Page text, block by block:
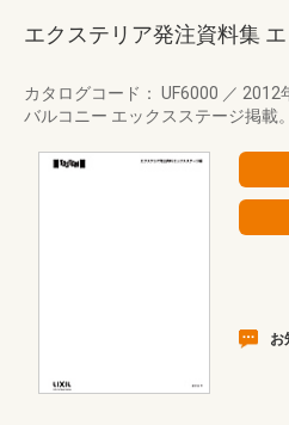
エクステリア発注資料集
カタログコード： UF6000 ／ 2012
バルコニー エックスステージ掲載。
お